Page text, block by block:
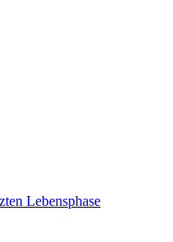
Lebensphase